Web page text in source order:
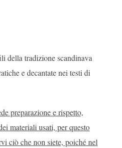
della tradizione scandinava
e decantate nei testi di
preparazione e rispetto,
materiali usati, per questo
ciò che non siete, poiché nel